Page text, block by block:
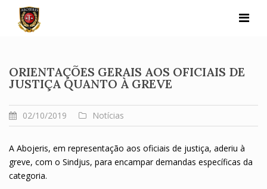
content
ORIENTAÇÕES GERAIS AOS OFICIAIS DE
JUSTIÇA QUANTO À GREVE
02/10/2019 Notícias
A Abojeris, em representação aos oficiais de justiça, aderiu à
greve, com o Sindjus, para encampar demandas específicas da
categoria.